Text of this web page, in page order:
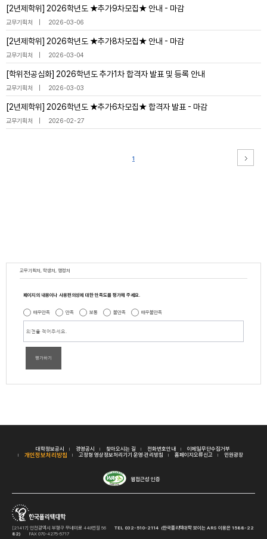
[2년제학위] 2026학년도 ★추가9차모집★ 안내 - 마감
교무기획처 2026-03-06
[2년제학위] 2026학년도 ★추가8차모집★ 안내 - 마감
교무기획처 2026-03-04
[학위전공심화] 2026학년도 추가1차 합격자 발표 및 등록 안내
교무기획처 2026-03-03
[2년제학위] 2026학년도 ★추가6차모집★ 합격자 발표 - 마감
교무기획처 2026-02-27
1
교무기획처, 학생처, 행정처
페이지의 내용이나 사용편의성에 대한 만족도를 평가해 주세요.
매우만족 만족 보통 불만족 매우불만족
평가하기
대학정보공시 경영공시 찾아오시는 길 전화번호안내 이메일무단수집거부
개인정보처리방침 고정형 영상정보처리기기 운영·관리방침 홈페이지오류신고 민원광장
웹접근성 인증
[21417] 인천광역시 부평구 무네미로 448번길 56 TEL 032-510-2114 (한국폴리텍대학 보이는 ARS 이용은 1588-22
82)
FAX 070-4275-5717